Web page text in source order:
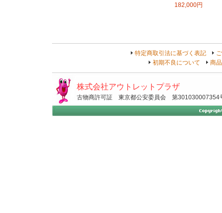
182,000円
特定商取引法に基づく表記
初期不良について
商
株式会社アウトレットプラザ
古物商許可証 東京都公安委員会 第301030007354